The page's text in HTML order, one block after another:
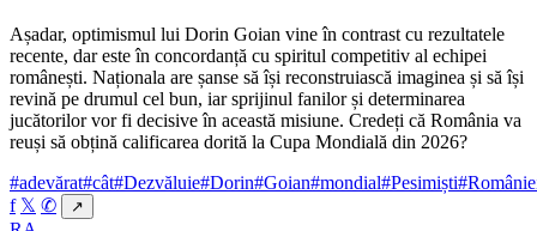
Așadar, optimismul lui Dorin Goian vine în contrast cu rezultatele
recente, dar este în concordanță cu spiritul competitiv al echipei
românești. Naționala are șanse să își reconstruiască imaginea și să își
revină pe drumul cel bun, iar sprijinul fanilor și determinarea
jucătorilor vor fi decisive în această misiune. Credeți că România va
reuși să obțină calificarea dorită la Cupa Mondială din 2026?
#adevărat#cât#Dezvăluie#Dorin#Goian#mondial#Pesimiști
f 𝕏 ✆ ↗